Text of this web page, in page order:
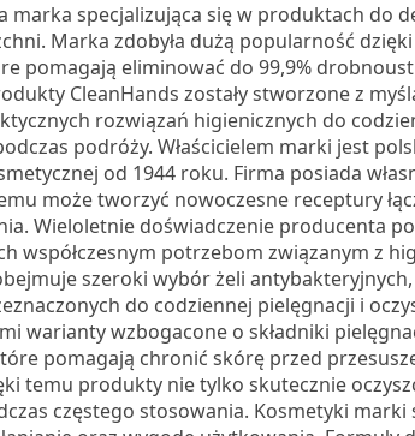
marka specjalizująca się w produktach do
Marka zdobyła dużą popularność
pomagają eliminować do 99,9%
CleanHands zostały stworzone z
rozwiązań higienicznych do
podróży. Właścicielem marki jest
od 1944 roku. Firma posiada
może tworzyć nowoczesne receptury
Wieloletnie doświadczenie producenta
współczesnym potrzebom związanym z
szeroki wybór żeli
do codziennej pielęgnacji i
warianty wzbogacone o składniki
pomagają chronić skórę przed
temu produkty nie tylko skutecznie
częstego stosowania. Kosmetyki marki